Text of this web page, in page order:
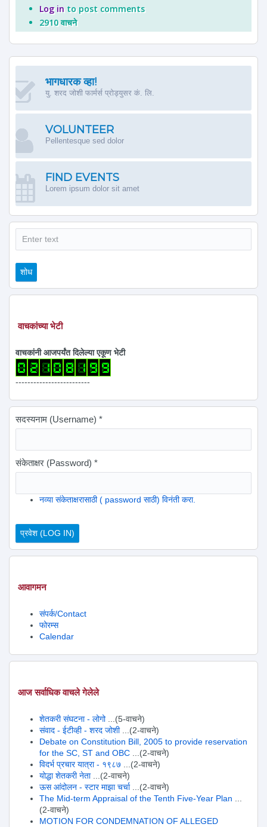
Log in to post comments
2910 वाचने
भागधारक व्हा!
यु. शरद जोशी फार्मर्स प्रोड्युसर कं. लि.
VOLUNTEER
Pellentesque sed dolor
FIND EVENTS
Lorem ipsum dolor sit amet
शोध
शोध
वाचकांच्या भेटी
वाचकांनी आजपर्यंत दिलेल्या एकूण भेटी
-------------------------
सदस्यनाम (Username) *
संकेताक्षर (Password) *
नव्या संकेताक्षरासाठी ( password साठी) विनंती करा.
आवागमन
संपर्क/Contact
फोरम्स
Calendar
आज सर्वाधिक वाचले गेलेले
शेतकरी संघटना - लोगो
...(5-वाचने)
संवाद - ईटीव्ही - शरद जोशी
...(2-वाचने)
Debate on Constitution Bill, 2005 to provide reservation
for the SC, ST and OBC
...(2-वाचने)
विदर्भ प्रचार यात्रा - १९८७
...(2-वाचने)
योद्धा शेतकरी नेता
...(2-वाचने)
ऊस आंदोलन - स्टार माझा चर्चा
...(2-वाचने)
The Mid-term Appraisal of the Tenth Five-Year Plan
(2-वाचने)
MOTION FOR CONDEMNATION OF ALLEGED